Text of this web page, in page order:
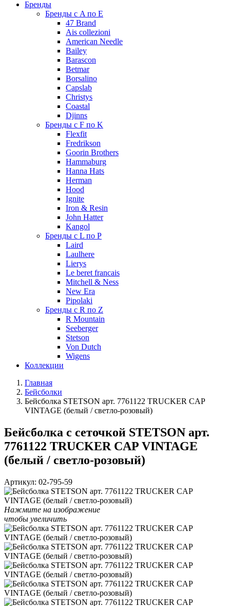
Бренды
Бренды с A по E
47 Brand
Ais collezioni
American Needle
Bailey
Barascon
Betmar
Borsalino
Capslab
Christys
Coastal
Djinns
Бренды с F по K
Flexfit
Fredrikson
Goorin Brothers
Hammaburg
Hanna Hats
Herman
Hood
Ignite
Iron & Resin
John Hatter
Kangol
Бренды с L по P
Laird
Laulhere
Lierys
Le beret francais
Mitchell & Ness
New Era
Pipolaki
Бренды с R по Z
R Mountain
Seeberger
Stetson
Von Dutch
Wigens
Коллекции
Главная
Бейсболки
Бейсболка STETSON арт. 7761122 TRUCKER CAP
VINTAGE (белый / светло-розовый)
Бейсболка с сеточкой STETSON арт.
7761122 TRUCKER CAP VINTAGE
(белый / светло-розовый)
Артикул: 02-795-59
Нажмите на изображение
чтобы увеличить